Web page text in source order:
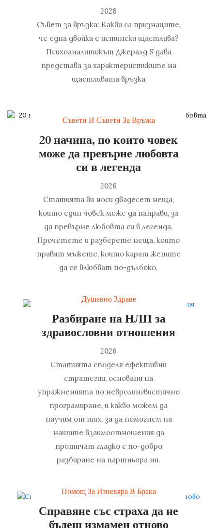
2026
Съвет за връзка: Какви са признаците,
че една двойка е истински щастлива?
Психоаналитикът Джералд S дава
представа за характеристиките на
щастливата връзка
Съвети И Съвети За Връзка
20 начина, по които човек
може да превърне любовта
си в легенда
2026
Статията ви носи двадесет неща,
които един човек може да направи, за
да превърне любовта си в легенда.
Прочетете и разберете неща, които
правят мъжете, които карат жените
да се влюбват по-дълбоко.
Душевно Здраве
Разбиране на НЛП за
здравословни отношения
2026
Статията споделя ефективни
стратегии, основани на
упражненията по невролингвистично
програмиране, и какво можем да
научим от тях, за да помогнем на
нашите взаимоотношения да
протичат гладко с по-добро
разбиране на партньора ни.
Помощ За Изневяра В Брака
Справяне със страха да не